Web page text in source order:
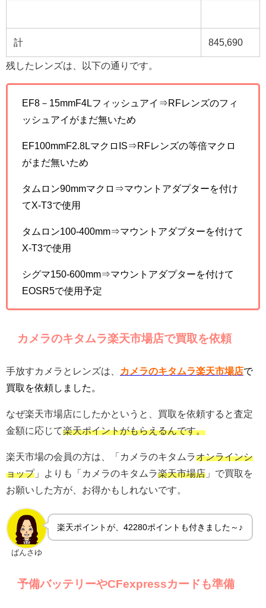
計 845,690
残したレンズは、以下の通りです。
EF8－15mmF4Lフィッシュアイ⇒RFレンズのフィ
ッシュアイがまだ無いため
EF100mmF2.8LマクロIS⇒RFレンズの等倍マクロ
がまだ無いため
タムロン90mmマクロ⇒マウントアダプターを付け
てX-T3で使用
タムロン100-400mm⇒マウントアダプターを付けて
X-T3で使用
シグマ150-600mm⇒マウントアダプターを付けて
EOSR5で使用予定
カメラのキタムラ楽天市場店で買取を依頼
手放すカメラとレンズは、 カメラのキタムラ楽天市場店で
買取を依頼しました。
なぜ楽天市場店にしたかというと、買取を依頼すると査定
金額に応じて楽天ポイントがもらえるんです。
楽天市場の会員の方は、「カメラのキタムラオンラインシ
ョップ」よりも「カメラのキタムラ楽天市場店 」で買取を
お願いした方が、お得かもしれないです。
ばんさゆ
楽天ポイントが、42280ポイントも付きました～♪
予備バッテリーやCFexpressカードも準備